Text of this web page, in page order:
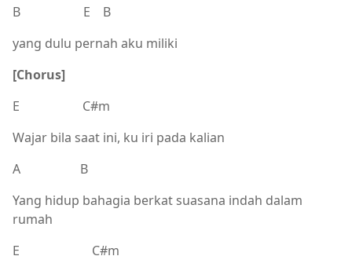
B E B
yang dulu pernah aku miliki
[Chorus]
E C#m
Wajar bila saat ini, ku iri pada kalian
A B
Yang hidup bahagia berkat suasana indah dalam
rumah
E C#m